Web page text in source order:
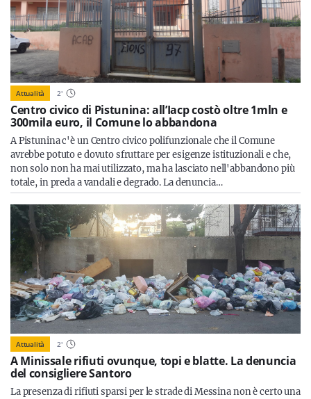
Attualità 2'
Centro civico di Pistunina: all’Iacp costò oltre 1mln e
300mila euro, il Comune lo abbandona
A Pistunina c'è un Centro civico polifunzionale che il Comune
avrebbe potuto e dovuto sfruttare per esigenze istituzionali e che,
non solo non ha mai utilizzato, ma ha lasciato nell'abbandono più
totale, in preda a vandali e degrado. La denuncia…
Attualità 2'
A Minissale rifiuti ovunque, topi e blatte. La denuncia
del consigliere Santoro
La presenza di rifiuti sparsi per le strade di Messina non è certo una